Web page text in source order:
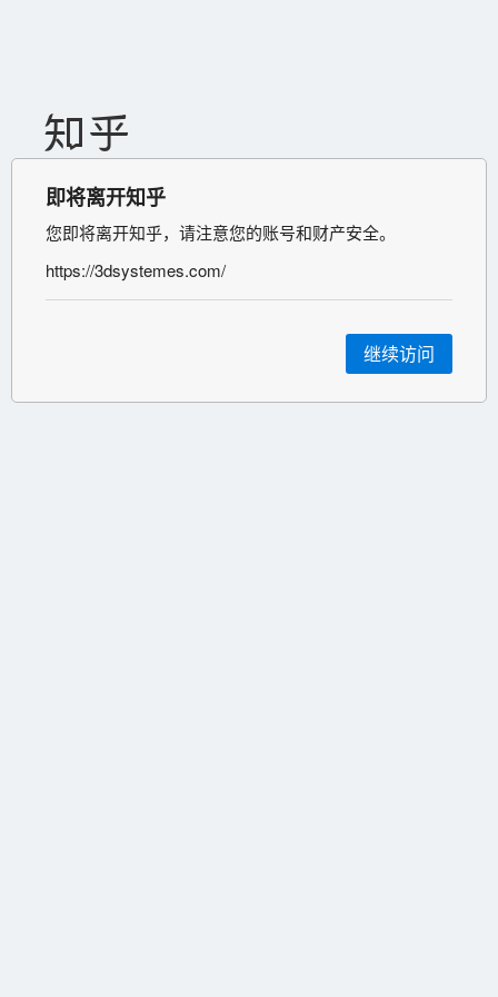
即将离开知乎
您即将离开知乎，请注意您的账号和财产安全。
https://3dsystemes.com/
继续访问